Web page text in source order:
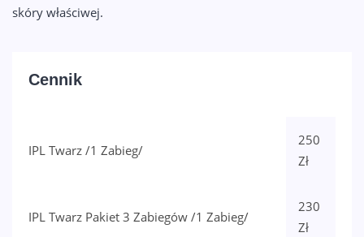
skóry właściwej.
Cennik
IPL Twarz /1 Zabieg/
250
Zł
IPL Twarz Pakiet 3 Zabiegów /1 Zabieg/
230
Zł